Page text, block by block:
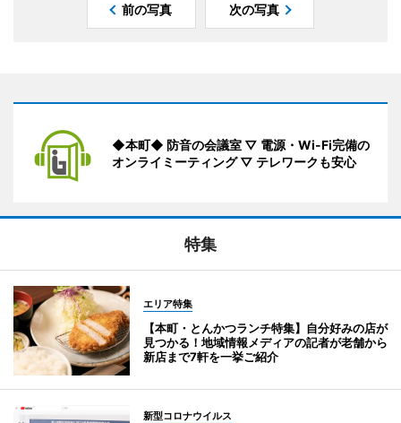
前の写真 次の写真
◆本町◆ 防音の会議室 ▽ 電源・Wi-Fi完備の
オンライミーティング ▽ テレワークも安心
特集
エリア特集
【本町・とんかつランチ特集】自分好みの店が
見つかる！地域情報メディアの記者が老舗から
新店まで7軒を一挙ご紹介
新型コロナウイルス